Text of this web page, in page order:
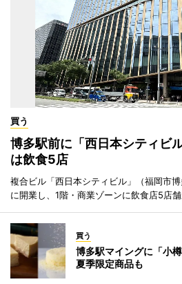
買う
博多駅前に「西日本シティビ
は飲食5店
複合ビル「西日本シティビル」（福岡市
に開業し、1階・商業ゾーンに飲食店5店舗
買う
博多駅マイングに「小
夏季限定商品も